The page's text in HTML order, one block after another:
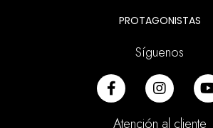
PROTAGONISTAS
Síguenos
Atención al cliente